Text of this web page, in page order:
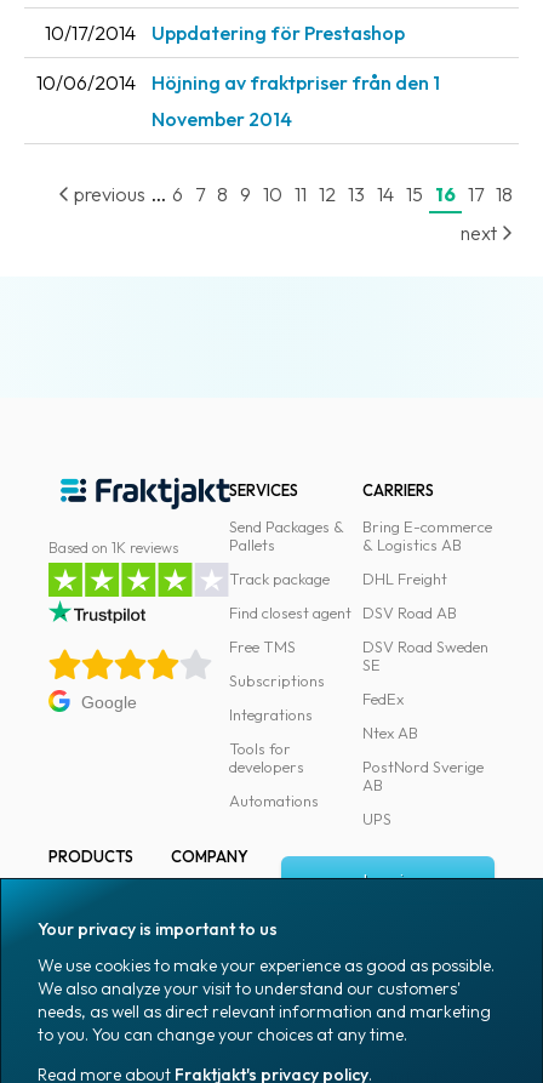
News
archive
Terms
content
10/17/2014 Uppdatering för Prestashop
10/06/2014
Höjning av fraktpriser från den 1
November 2014
previous ... 6 7 8 9 10 11 12 13 14 15 16 17 18
next
Based on 1K reviews
Google
SERVICES
Send Packages &
Pallets
Track package
Find closest agent
Free TMS
Subscriptions
Integrations
Tools for
developers
Automations
CARRIERS
Bring E-commerce
& Logistics AB
DHL Freight
DSV Road AB
DSV Road Sweden
SE
FedEx
Ntex AB
PostNord Sverige
AB
UPS
PRODUCTS
Marking
Packaging
Packaging
accessories
Office goods
COMPANY
Media
Coworkers
Job & career
News archive
Log in
Sign up
English (US)
Your privacy is important to us
We use cookies to make your experience as good as possible.
We also analyze your visit to understand our customers'
needs, as well as direct relevant information and marketing
to you. You can change your choices at any time.
Read more about Fraktjakt's privacy policy.